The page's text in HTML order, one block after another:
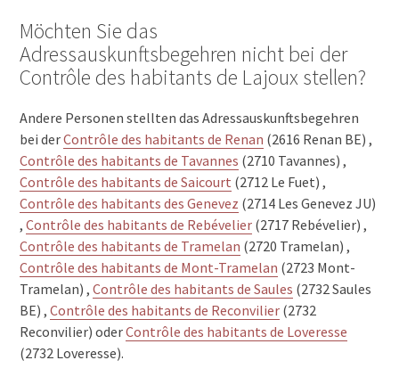
Möchten Sie das
Adressauskunftsbegehren nicht bei der
Contrôle des habitants de Lajoux stellen?
Andere Personen stellten das Adressauskunftsbegehren
bei derContrôle des habitants de Renan (2616 Renan BE) ,
Contrôle des habitants de Tavannes (2710 Tavannes) ,
Contrôle des habitants de Saicourt (2712 Le Fuet) ,
Contrôle des habitants des Genevez (2714 Les Genevez JU)
,Contrôle des habitants de Rebévelier (2717 Rebévelier) ,
Contrôle des habitants de Tramelan (2720 Tramelan) ,
Contrôle des habitants de Mont-Tramelan (2723 Mont-
Tramelan) ,Contrôle des habitants de Saules (2732 Saules
BE) ,Contrôle des habitants de Reconvilier (2732
Reconvilier) oderContrôle des habitants de Loveresse
(2732 Loveresse).